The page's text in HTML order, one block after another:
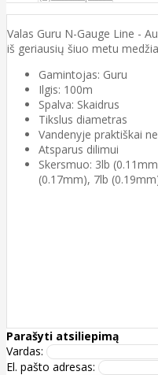
Valas Guru N-Gauge Line -
iš geriausių šiuo metu
Gamintojas: Guru
Ilgis: 100m
Spalva: Skaidrus
Tikslus diametras
Vandenyje praktiškai
Atsparus dilimui
Skersmuo: 3lb
(0.17mm), 7lb
Parašyti atsiliepimą
Vardas:
El. pašto adresas: